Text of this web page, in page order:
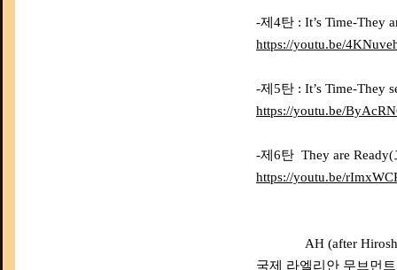
-제4탄 : It’s Time-They
https://youtu.be/
-제5탄 : It’s Time-They
https://youtu.be/
-제6탄 They are
https://youtu.be/
AH (after
국제 라엘리안 무브먼